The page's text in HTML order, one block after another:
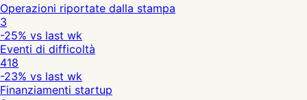
Operazioni riportate dalla stampa
3
-25% vs last wk
Eventi di difficoltà
418
-23% vs last wk
Finanziamenti startup